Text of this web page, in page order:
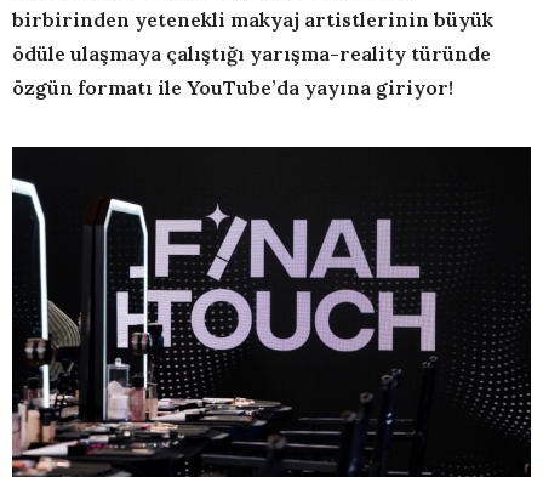
birbirinden yetenekli makyaj artistlerinin büyük
ödüle ulaşmaya çalıştığı yarışma-reality türünde
özgün formatı ile YouTube’da yayına giriyor!